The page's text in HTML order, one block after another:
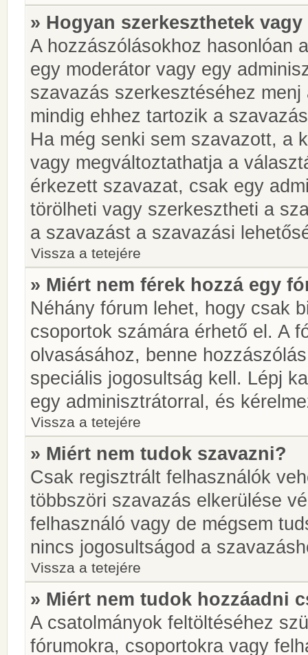
» Hogyan szerkeszthetek
A hozzászólásokhoz hasonlóan
egy moderátor vagy egy
szavazás szerkesztéséhez
mindig ehhez tartozik a
Ha még senki sem szavazott, a
vagy megváltoztathatja a
érkezett szavazat, csak egy
törölheti vagy szerkesztheti a
a szavazást a szavazási
Vissza a tetejére
» Miért nem férek hozzá egy
Néhány fórum lehet, hogy csak
csoportok számára érhető el. A
olvasásához, benne
speciális jogosultság kell. Lépj
egy adminisztrátorral, és
Vissza a tetejére
» Miért nem tudok szavazni?
Csak regisztrált felhasználók
többszöri szavazás elkerülése
felhasználó vagy de mégsem
nincs jogosultságod a
Vissza a tetejére
» Miért nem tudok hozzáadni
A csatolmányok feltöltéséhez
fórumokra, csoportokra vagy